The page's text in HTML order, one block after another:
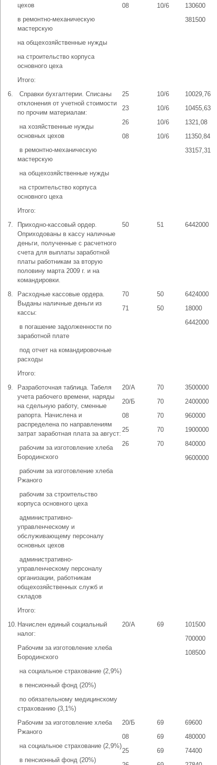
цехов
в ремонтно-механическую
мастерскую
на общехозяйственные нужды
на строительство корпуса
основного цеха
Итого:
08
10/6
130600
381500
6.
­ Справки бухгалтерии. Списаны
отклонения от учетной стоимости
по прочим материалам:
­ на хозяйственные нужды
основных цехов
­ в ремонтно-механическую
мастерскую
­ на общехозяйственные нужды
­ на строительство корпуса
основного цеха
Итого:
25
23
26
08
10/6
10/6
10/6
10/6
10029,76
10455,63
1321,08
11350,84
33157,31
7.
Приходно-кассовый ордер.
Оприходованы в кассу наличные
деньги, полученные с расчетного
счета для выплаты заработной
платы работникам за вторую
половину марта 2009 г. и на
командировки.
50 51 6442000
8.
Расходные кассовые ордера.
Выданы наличные деньги из
кассы:
­ в погашение задолженности по
заработной плате
­ под отчет на командировочные
расходы
Итого:
70
71
50
50
6424000
18000
6442000
9.
Разработочная таблица. Табеля
учета рабочего времени, наряды
на сдельную работу, сменные
рапорта. Начислена и
распределена по направлениям
затрат заработная плата за август:
­ рабочим за изготовление хлеба
Бородинского
­ рабочим за изготовление хлеба
Ржаного
­ рабочим за строительство
корпуса основного цеха
­ административно-
управленческому и
обслуживающему персоналу
основных цехов
­ административно-
управленческому персоналу
организации, работникам
общехозяйственных служб и
складов
Итого:
20/А
20/Б
08
25
26
70
70
70
70
70
3500000
2400000
960000
1900000
840000
9600000
10. Начислен единый социальный
налог:
Рабочим за изготовление хлеба
Бородинского
­ на социальное страхование (2,9%)
­ в пенсионный фонд (20%)
­ по обязательному медицинскому
страхованию (3,1%)
20/А 69
101500
700000
108500
Рабочим за изготовление хлеба
Ржаного
­ на социальное страхование (2,9%)
­ в пенсионный фонд (20%)
20/Б
08
25
69
69
69
69600
480000
74400